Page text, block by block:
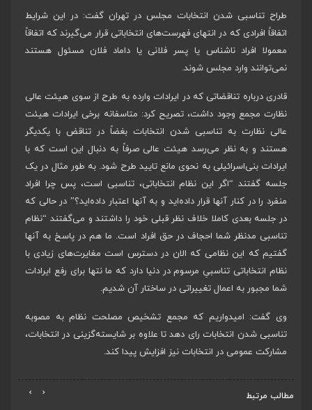
طراح تناسبی شدن انتخابات مجلس در تهران گفت: در این شرایط
اتفاقاً افرادی که در انتهای فهرست‌های انتخاباتی قرار می‌گیرند که اتفاقاً
معمولا افراد ناشناس یا پسر فلانی یا داماد فلان مسئول هستند
نمی‌توانند وارد مجلس شوند.
قادری درباره تناقضاتی که در ایرادات وارده به طرح از سوی هیئت عالی
نظارت مجمع وجود داشت، تصریح کرد: متاسفانه برخی ایرادات هیئت
عالی نظارت به تناسبی شدن انتخابات بغضاً در تناقض با یکدیگر
هستند و به نظر می‌رسد هیئت عالی صرفاً به دنبال این است که با
ایرادات بنی‌اسرائیلی به نحوی مانع تایید طرح شود. به طور مثال در یک
جلسه گفتند “اگر این نظام انتخاباتی، تناسبی است، پس چرا افراد
منفرد را در کنار آنها قرار داده‌اید و به آنها اعتبار داده‌اید؟” در حالی که
در جلسه بعدی کاملا خلاف نظر قبلی خود را داشتند و می‌گفتند “نظام
تناسبی مدنظر شما احجاف در حق افراد است. ما هم در پاسخ به آنها
گفتیم که این نظامی که الان در دسترس است مغایرت‌های زیادی با
نظام انتخاباتی تناسبیِ مرسوم در دنیا دارد که ما نتها برای رفع ایرادات
شما مجبور به اعمال تغییراتی در ساختار آن شدیم.
وی گفت: امیدواریم که مجمع تشخیص مصلحت نظام به مصوبه
تناسبی شدن انتخابات رای دهد تا علاوه بر شایسته‌گزینی در انتخابات،
مشارکت عمومی در انتخابات نیز افزایش پیدا کند.
مطالب مرتبط ‹
›